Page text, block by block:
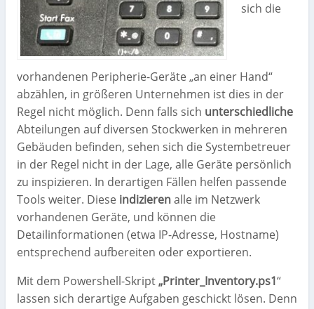
sich die
vorhandenen Peripherie-Geräte „an einer Hand“
abzählen, in größeren Unternehmen ist dies in der
Regel nicht möglich. Denn falls sich unterschiedliche
Abteilungen auf diversen Stockwerken in mehreren
Gebäuden befinden, sehen sich die Systembetreuer
in der Regel nicht in der Lage, alle Geräte persönlich
zu inspizieren. In derartigen Fällen helfen passende
Tools weiter. Diese indizierenalle im Netzwerk
vorhandenen Geräte, und können die
Detailinformationen (etwa IP-Adresse, Hostname)
entsprechend aufbereiten oder exportieren.
Mit dem Powershell-Skript„Printer_Inventory.ps1“
lassen sich derartige Aufgaben geschickt lösen. Denn